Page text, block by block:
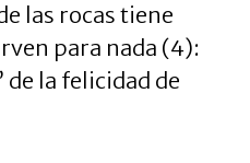
las rocas tiene
para nada (4):
la felicidad de